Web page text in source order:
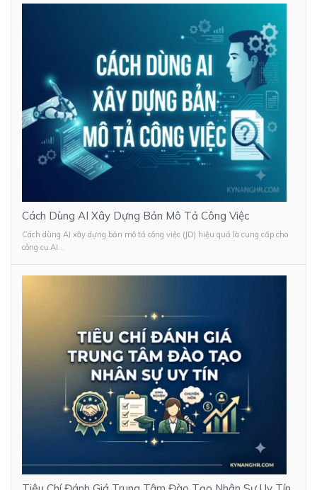
Cách Dùng AI Xây Dựng Bản Mô Tả Công Việc
Cách dùng AI xây dựng bản mô tả công việc (JD) hiệu quả là cung cấp cho
công cụ AI...